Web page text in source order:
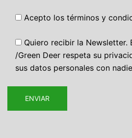
Acepto los términos y
Quiero recibir la Newsletter.
/Green Deer respeta su
sus datos personales con